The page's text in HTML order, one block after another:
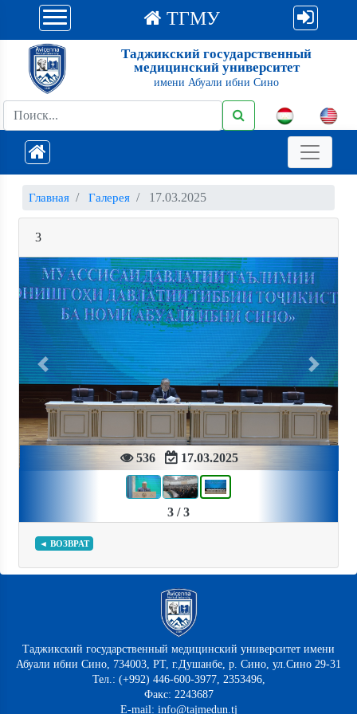
ТГМУ
Таджикский государственный
медицинский университет
имени Абуали ибни Сино
Главная Галерея 17.03.2025
3
536 17.03.2025
Previous Next
3 / 3
◄ ВОЗВРАТ
Таджикский государственный медицинский университет имени
Абуали ибни Сино, 734003, РТ, г.Душанбе, р. Сино, ул.Сино 29-31
Тел.: (+992) 446-600-3977, 2353496,
Факс: 2243687
E-mail: info@tajmedun.tj